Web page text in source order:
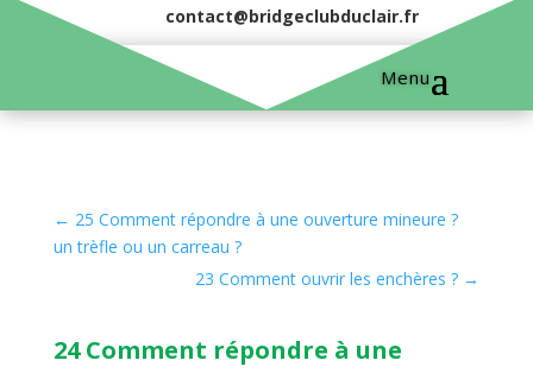
contact@bridgeclubduclair.fr
← 25 Comment répondre à une ouverture mineure ?
un trèfle ou un carreau ?
23 Comment ouvrir les enchères ? →
24 Comment répondre à une